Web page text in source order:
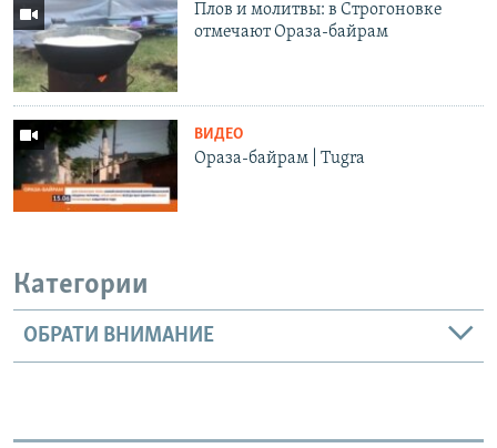
Плов и молитвы: в Строгоновке
отмечают Ораза-байрам
ВИДЕО
Ораза-байрам | Tugra
Категории
ОБРАТИ ВНИМАНИЕ